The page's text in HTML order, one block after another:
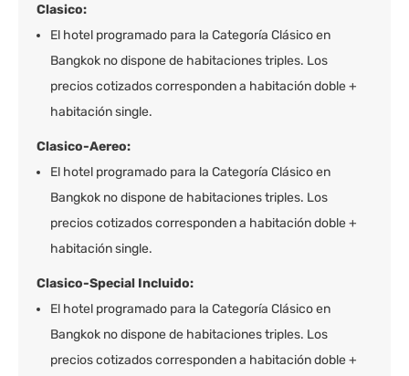
Clasico:
El hotel programado para la Categoría Clásico en
Bangkok no dispone de habitaciones triples. Los
precios cotizados corresponden a habitación doble +
habitación single.
Clasico-Aereo:
El hotel programado para la Categoría Clásico en
Bangkok no dispone de habitaciones triples. Los
precios cotizados corresponden a habitación doble +
habitación single.
Clasico-Special Incluido:
El hotel programado para la Categoría Clásico en
Bangkok no dispone de habitaciones triples. Los
precios cotizados corresponden a habitación doble +